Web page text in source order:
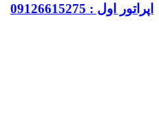
اپراتور اول : 09126615275